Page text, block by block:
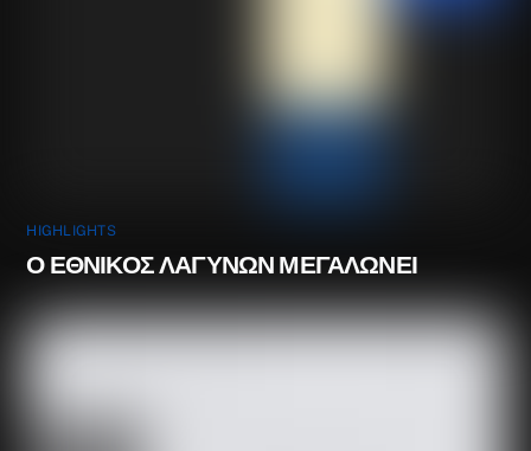
HIGHLIGHTS
Ο ΕΘΝΙΚΟΣ ΛΑΓΥΝΩΝ ΜΕΓΑΛΩΝΕΙ